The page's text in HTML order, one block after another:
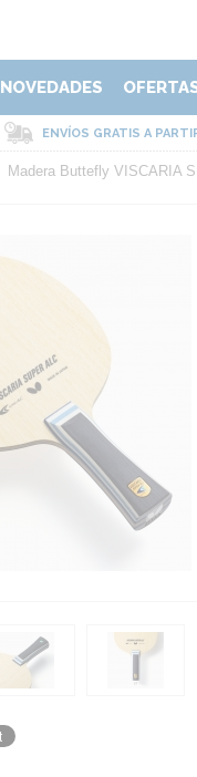
NOVEDADES
ENVÍOS GRATIS A
Madera Buttefly VISCARIA